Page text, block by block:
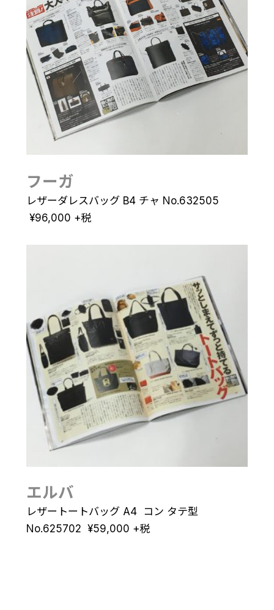
フーガ
レザーダレスバッグ B4 チャ No.632505
¥96,000 +税
エルバ
レザートートバッグ A4 コン タテ型
No.625702 ¥59,000 +税